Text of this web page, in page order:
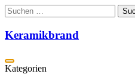
Zum
Inhalt
springen
Suchen
nach:
Keramikbrand